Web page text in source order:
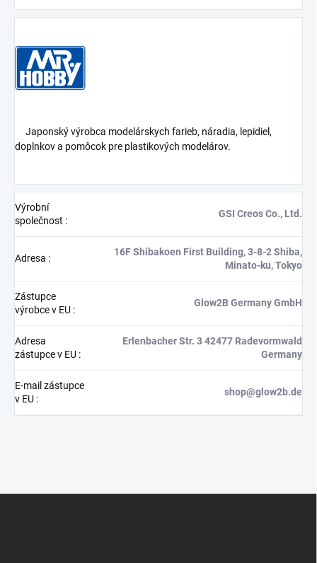
Japonský výrobca modelárskych farieb, náradia, lepidiel,
doplnkov a pomôcok pre plastikových modelárov.
Výrobní
společnost :
GSI Creos Co., Ltd.
Adresa :
16F Shibakoen First Building, 3-8-2 Shiba,
Minato-ku, Tokyo
Zástupce
výrobce v EU :
Glow2B Germany GmbH
Adresa
zástupce v EU :
Erlenbacher Str. 3 42477 Radevormwald
Germany
E-mail zástupce
v EU :
shop@glow2b.de